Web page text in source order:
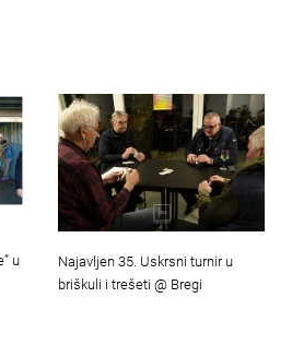
u
Najavljen 35. Uskrsni turnir u
briškuli i trešeti @ Bregi